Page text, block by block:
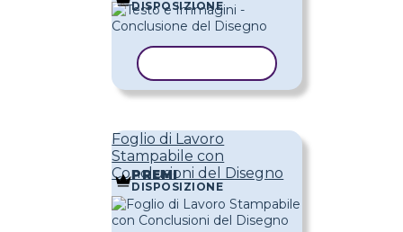
DISPOSIZIONE
Foglio di Lavoro
Stampabile con
Conclusioni del Disegno
PREMI
DISPOSIZIONE